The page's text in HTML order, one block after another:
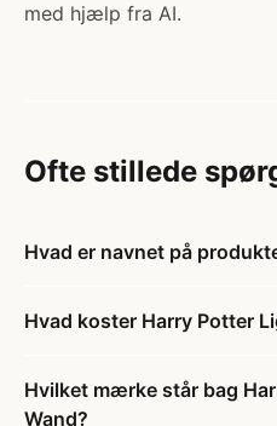
med hjælp fra AI.
Ofte stillede
Hvad er navnet på
Hvad koster Harry Potter
Hvilket mærke står bag
Wand?